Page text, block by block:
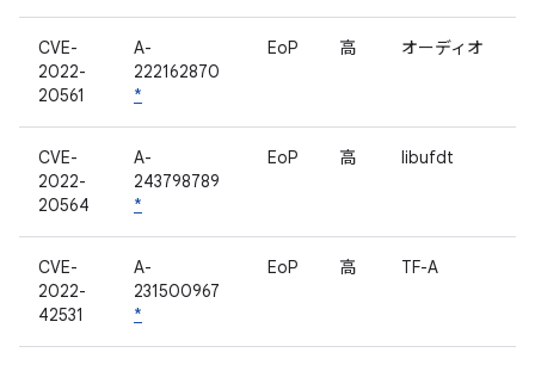
CVE-
2022-
20561
A-
222162870
*
EoP 高 オーディオ
CVE-
2022-
20564
A-
243798789
*
EoP 高 libufdt
CVE-
2022-
42531
A-
231500967
*
EoP 高 TF-A